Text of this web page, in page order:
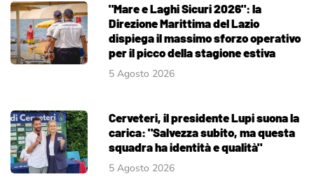
"Mare e Laghi Sicuri 2026": la
Direzione Marittima del Lazio
dispiega il massimo sforzo operativo
per il picco della stagione estiva
5 Agosto 2026
Cerveteri, il presidente Lupi suona la
carica: "Salvezza subito, ma questa
squadra ha identità e qualità"
5 Agosto 2026